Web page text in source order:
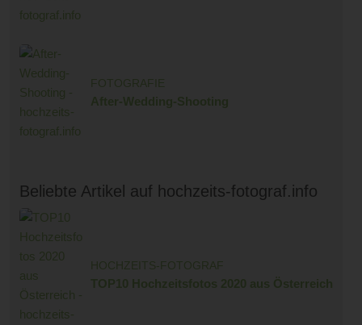
FOTOGRAFIE
After-Wedding-Shooting
Beliebte Artikel auf hochzeits-fotograf.info
HOCHZEITS-FOTOGRAF
TOP10 Hochzeitsfotos 2020 aus Österreich